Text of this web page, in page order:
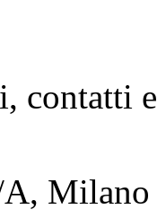
contatti e
A, Milano